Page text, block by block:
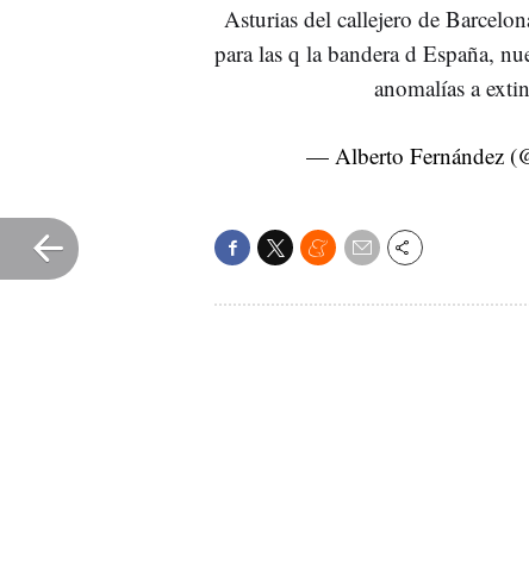
Asturias del callejero de
para las q la bandera d España,
anomalías a
— Alberto Fernández